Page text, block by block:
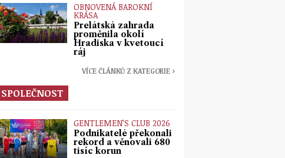
OBNOVENÁ BAROKNÍ
KRÁSA
Prelátská zahrada
proměnila okolí
Hradiska v kvetoucí
ráj
VÍCE ČLÁNKŮ Z KATEGORIE ›
SPOLEČNOST
GENTLEMEN’S CLUB 2026
Podnikatelé překonali
rekord a věnovali 680
tisíc korun